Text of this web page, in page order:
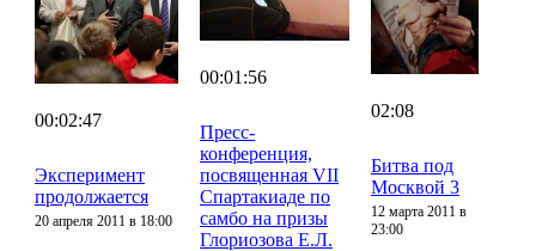
00:02:47
Эксперимент
продолжается
20 апреля 2011 в 18:00
00:01:56
Пресс-
конференция,
посвященная VII
Спартакиаде по
самбо на призы
Глориозова Е.Л.
02:08
Битва под
Москвой 3
12 марта 2011 в
23:00